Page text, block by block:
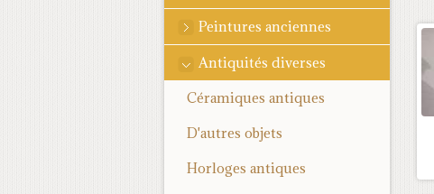
Peintures anciennes
Antiquités diverses
Céramiques antiques
D'autres objets
Horloges antiques